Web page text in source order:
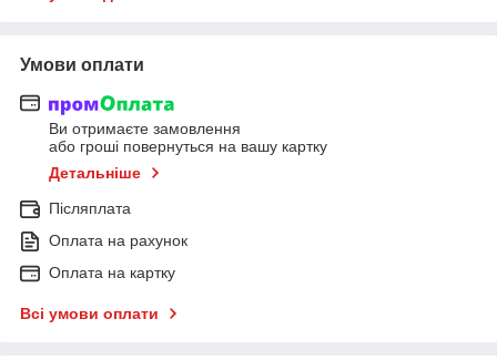
Умови оплати
Ви отримаєте замовлення
або гроші повернуться на вашу картку
Детальніше
Післяплата
Оплата на рахунок
Оплата на картку
Всі умови оплати